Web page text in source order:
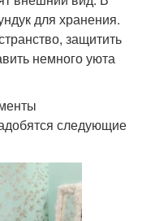
для хранения.
защитить
немного уюта
следующие